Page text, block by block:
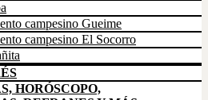
campesino Gueime
campesino El Socorro
HORÓSCOPO,